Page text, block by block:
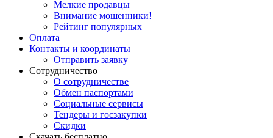
Мелкие продавцы
Внимание мошенники!
Рейтинг популярных
Оплата
Контакты и координаты
Отправить заявку
Сотрудничество
О сотрудничестве
Обмен паспортами
Социальные сервисы
Тендеры и госзакупки
Скидки